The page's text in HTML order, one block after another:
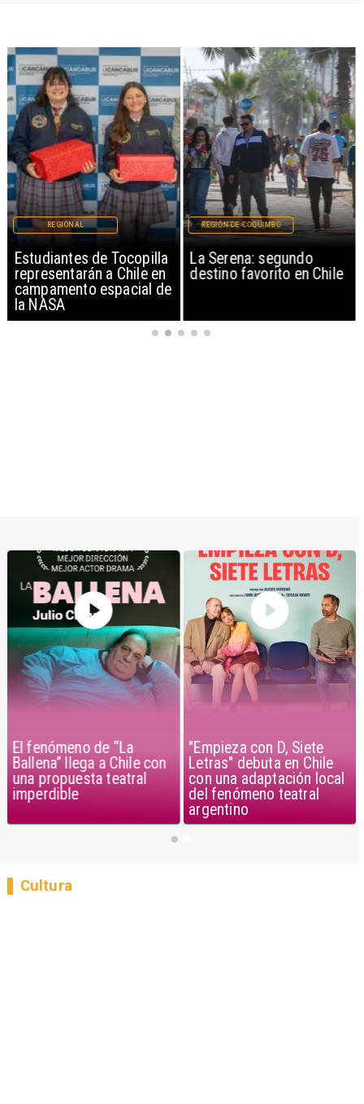
Estudiantes de Tocopilla
representarán a Chile en
campamento espacial de
la NASA
REGIONAL
La Serena: segundo
destino favorito en Chile
REGIÓN DE COQUIMBO
El fenómeno de “La
Ballena” llega a Chile con
una propuesta teatral
imperdible
"Empieza con D, Siete
Letras" debuta en Chile
con una adaptación local
del fenómeno teatral
argentino
Cultura